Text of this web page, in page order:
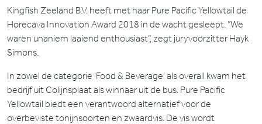
Kingfish Zeeland B.V. heeft met haar Pure Pacific Yellowtail de
Horecava Innovation Award 2018 in de wacht gesleept. “We
waren unaniem laaiend enthousiast”, zegt juryvoorzitter Hayk
Simons.
In zowel de categorie ‘Food & Beverage’ als overall kwam het
bedrijf uit Colijnsplaat als winnaar uit de bus. Pure Pacific
Yellowtail biedt een verantwoord alternatief voor de
overbeviste tonijnsoorten en zwaardvis. De vis wordt